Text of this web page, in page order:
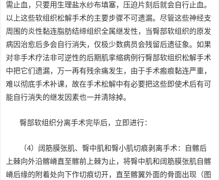
需止血，只要用生理盐水纱布填塞，压迫片刻后就会自行止血。
以上这些软组织松解手术的主要步骤不可遗漏。尽管这些神经支
周围的炎性黏连脂肪结缔组织全属继发性，当臀部软组织的原发
病因治愈后多会自行消失，仅极少数病员会残留后遗征象。如果
对非手术疗法非可逆性的后期肌挛缩病例行臀部软组织松解手术
中把它们遗漏，万一再有残余痛发生，由于手术瘢痕黏连严重，
难以彻底手术补课，故在手术松解中有必要把这些即使术后有可
能自行消失的继发因素也一并清除掉。
臀部软组织分离手术完毕后，立即进行：
（4）阔筋膜张肌、臀中肌和臀小肌切痕剥离手术：自髂后
上棘向外沿髂嵴直至髂前上棘为止，将臀中肌和阔筋膜张肌自髂
嵴后缘的附着处向下作切痕切开，直至髂翼外面的骨面出现（图